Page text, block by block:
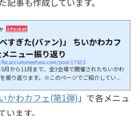
1 Pocket
べすぎた(パァン)」 ちいかわカフ
ニュー振り返り
post-17615
月から11月まで、全3会場で開催されたちいかわ
振り返ります。※このページでご紹介してい...
かわカフェ(第1弾)」で各メニュ
ます。